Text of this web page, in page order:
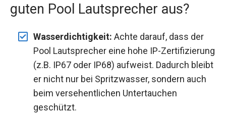
guten Pool Lautsprecher aus?
Wasserdichtigkeit: Achte darauf, dass der
Pool Lautsprecher eine hohe IP-Zertifizierung
(z.B. IP67 oder IP68) aufweist. Dadurch bleibt
er nicht nur bei Spritzwasser, sondern auch
beim versehentlichen Untertauchen
geschützt.